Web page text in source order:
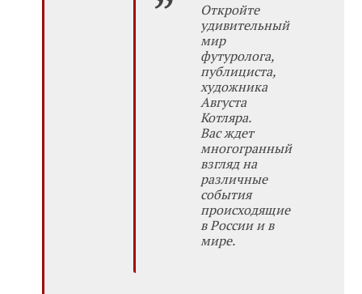
Откройте
удивительный
мир
футуролога,
публициста,
художника
Августа
Котляра.
Вас ждет
многогранный
взгляд на
различные
события
происходящие
в России и в
мире.